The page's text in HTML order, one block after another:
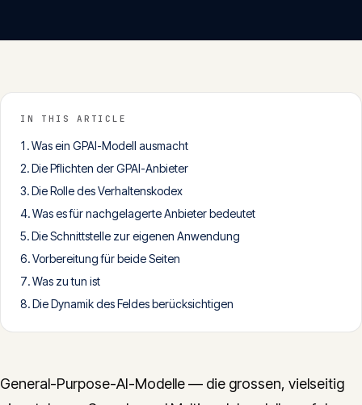
info@innopulse.io+41 79 508 28 06
Gotthardstrasse 30, 6300 Zug
IN THIS ARTICLE
Was ein GPAI-Modell ausmacht
Die Pflichten der GPAI-Anbieter
Die Rolle des Verhaltenskodex
Was es für nachgelagerte Anbieter bedeutet
Die Schnittstelle zur eigenen Anwendung
Vorbereitung für beide Seiten
Was zu tun ist
Die Dynamik des Feldes berücksichtigen
General-Purpose-AI-Modelle — die grossen, vielseitig